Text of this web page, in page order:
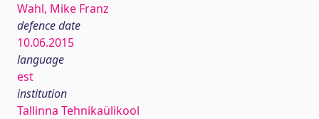
Wahl, Mike Franz
defence date
10.06.2015
language
est
institution
Tallinna Tehnikaülikool